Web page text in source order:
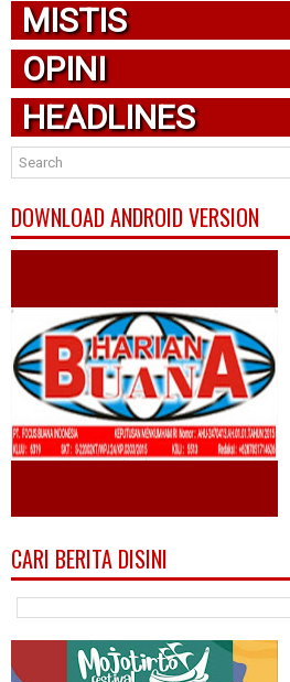
MISTIS
OPINI
HEADLINES
DOWNLOAD ANDROID VERSION
CARI BERITA DISINI